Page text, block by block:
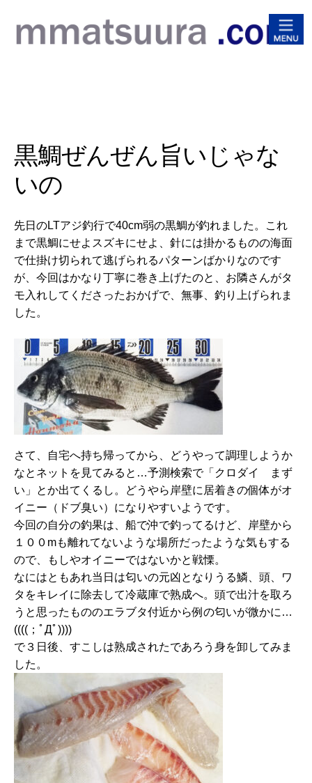
松
黒鯛ぜんぜん旨いじゃな
いの
先日のLTアジ釣行で40cm弱の黒鯛が釣れました。
これ
まで黒鯛にせよスズキにせよ、 針には掛かるものの海面
で仕掛け切られて逃げられるパターンばかりなのです
が、今回はかなり丁寧に巻き上げたのと、 お隣さんがタ
モ入れしてくださったおかげで、無事、 釣り上げられま
した。
さて、自宅へ持ち帰ってから、
どうやって調理しようか
なとネットを見てみると…予測検索で「クロダイ まず
い」とか出てくるし。
どうやら岸壁に居着きの個体がオ
イニー（ドブ臭い） になりやすいようです。
今回の自分の釣果は、船で沖で釣ってるけど、
岸壁から
１００mも離れてないような場所だったような気もする
ので、もしやオイニーではないかと戦慄。
なにはともあれ当日は匂いの元凶となりうる鱗、頭、
ワ
タをキレイに除去して冷蔵庫で熟成へ。 頭で出汁を取ろ
うと思ったもののエラブタ付近から例の匂いが微かに…
((((；ﾟДﾟ))))
で３日後、すこしは熟成されたであろう身を卸してみま
した。